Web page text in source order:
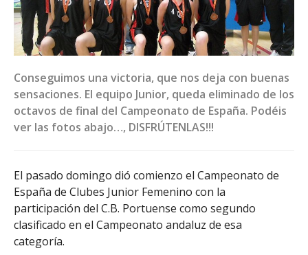
Conseguimos una victoria, que nos deja con buenas
sensaciones. El equipo Junior, queda eliminado de los
octavos de final del Campeonato de España. Podéis
ver las fotos abajo…, DISFRÚTENLAS!!!
El pasado domingo dió comienzo el Campeonato de
España de Clubes Junior Femenino con la
participación del C.B. Portuense como segundo
clasificado en el Campeonato andaluz de esa
categoría.